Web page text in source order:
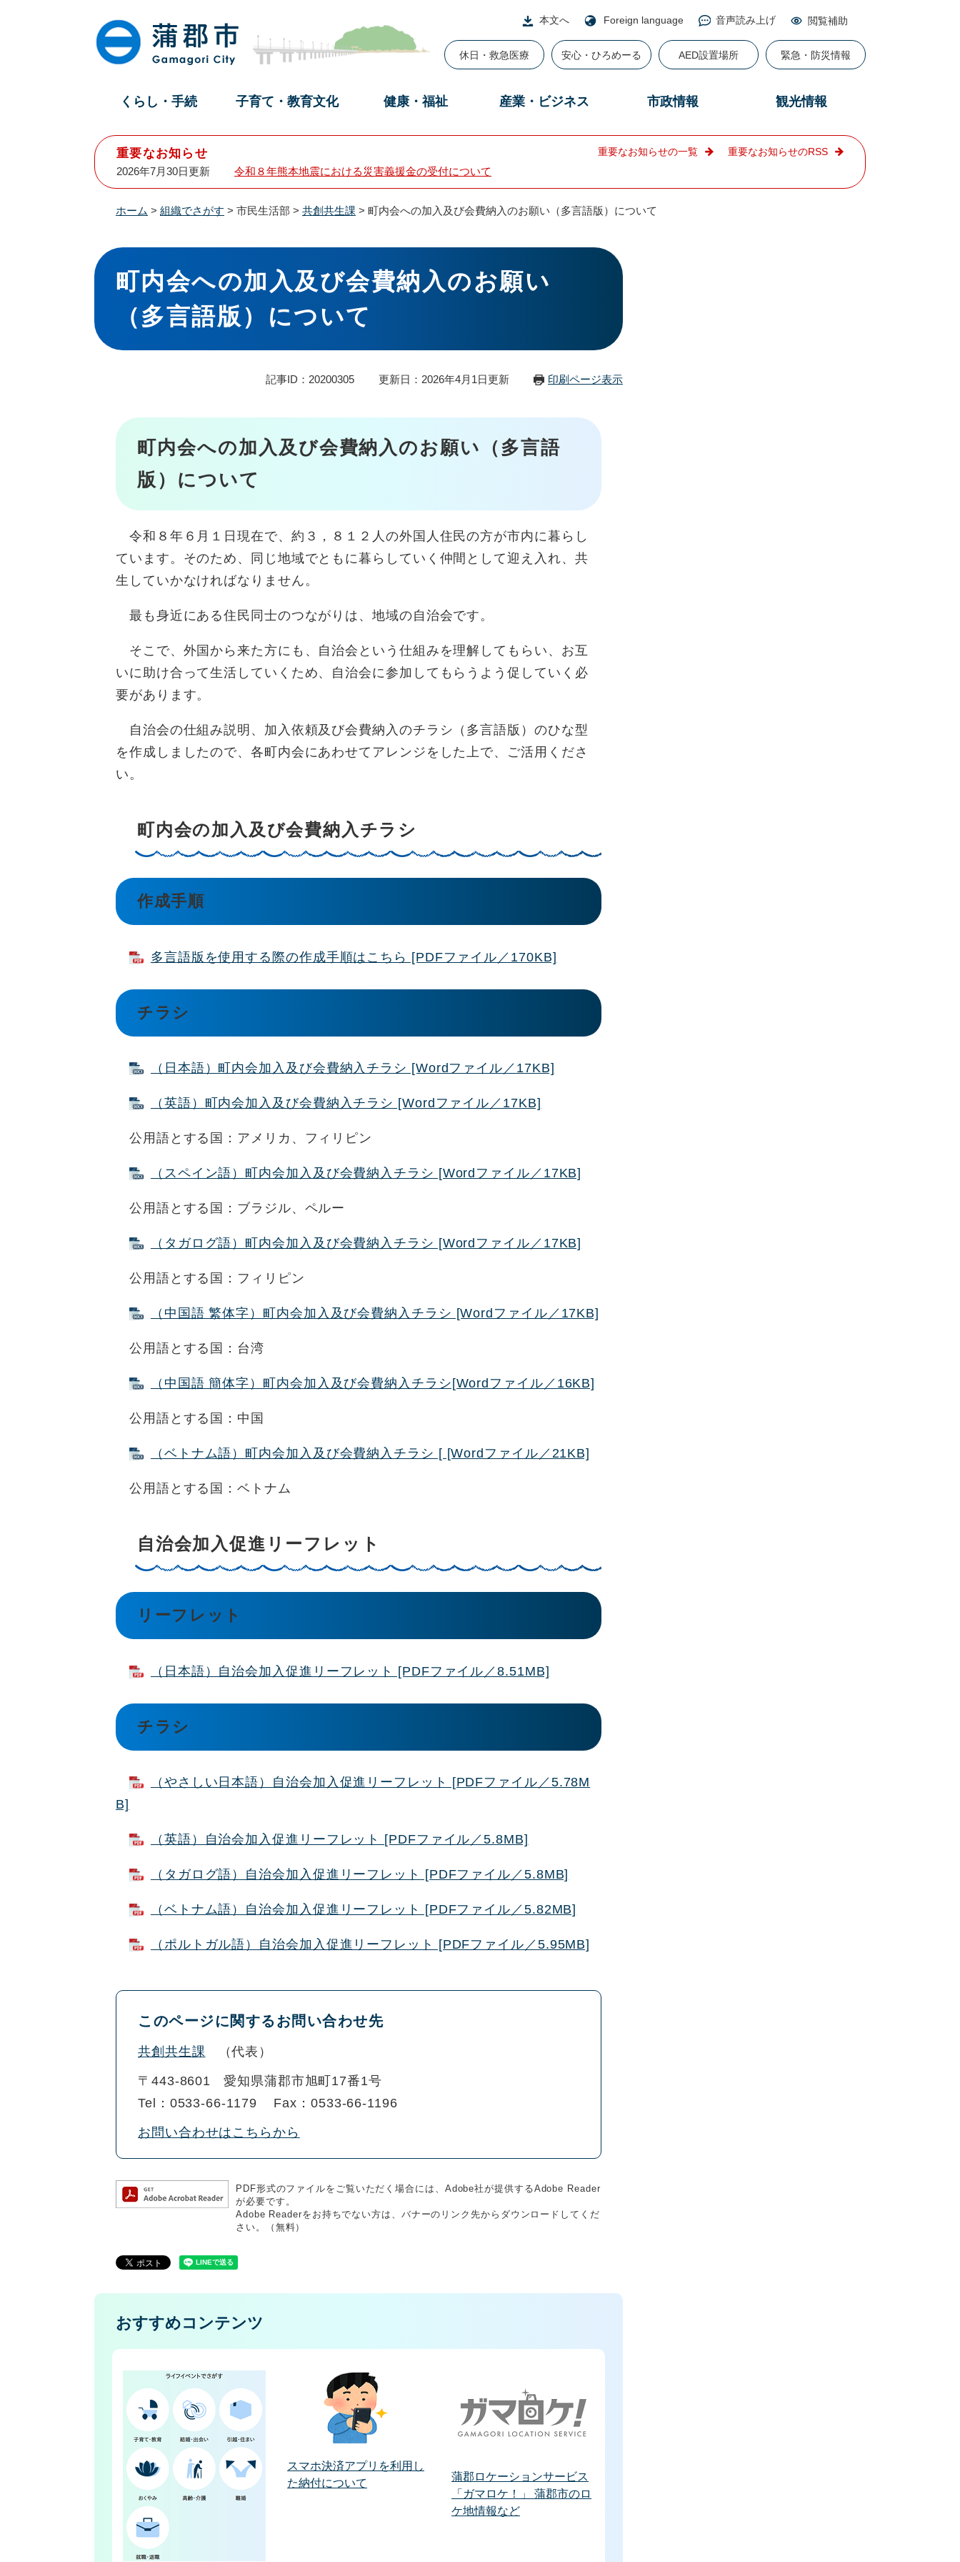
本文へ Foreign language 音声読み上げ 閲覧補助
休日・救急医療 安心・ひろめーる AED設置場所 緊急・防災情報
くらし・手続 子育て・教育文化 健康・福祉 産業・ビジネス 市政情報 観光情報
重要なお知らせ
2026年7月30日更新 令和８年熊本地震における災害義援金の受付について
重要なお知らせの一覧 重要なお知らせのRSS
ホーム > 組織でさがす > 市民生活部 > 共創共生課 > 町内会への加入及び会費納入のお願い（多言語版）について
本
文
町内会への加入及び会費納入のお願い
（多言語版）について
記事ID：20200305 更新日：2026年4月1日更新 印刷ページ表示
町内会への加入及び会費納入のお願い（多言語
版）について
令和８年６月１日現在で、約３，８１２人の外国人住民の方が市内に暮らし
ています。そのため、同じ地域でともに暮らしていく仲間として迎え入れ、共
生していかなければなりません。
最も身近にある住民同士のつながりは、地域の自治会です。
そこで、外国から来た方にも、自治会という仕組みを理解してもらい、お互
いに助け合って生活していくため、自治会に参加してもらうよう促していく必
要があります。
自治会の仕組み説明、加入依頼及び会費納入のチラシ（多言語版）のひな型
を作成しましたので、各町内会にあわせてアレンジをした上で、ご活用くださ
い。
町内会の加入及び会費納入チラシ
作成手順
多言語版を使用する際の作成手順はこちら [PDFファイル／170KB]
チラシ
（日本語）町内会加入及び会費納入チラシ [Wordファイル／17KB]
（英語）町内会加入及び会費納入チラシ [Wordファイル／17KB]
公用語とする国：アメリカ、フィリピン
（スペイン語）町内会加入及び会費納入チラシ [Wordファイル／17KB]
公用語とする国：ブラジル、ペルー
（タガログ語）町内会加入及び会費納入チラシ [Wordファイル／17KB]
公用語とする国：フィリピン
（中国語 繁体字）町内会加入及び会費納入チラシ [Wordファイル／17KB]
公用語とする国：台湾
（中国語 簡体字）町内会加入及び会費納入チラシ[Wordファイル／16KB]
公用語とする国：中国
（ベトナム語）町内会加入及び会費納入チラシ [ [Wordファイル／21KB]
公用語とする国：ベトナム
自治会加入促進リーフレット
リーフレット
（日本語）自治会加入促進リーフレット [PDFファイル／8.51MB]
チラシ
（やさしい日本語）自治会加入促進リーフレット [PDFファイル／5.78M
B]
（英語）自治会加入促進リーフレット [PDFファイル／5.8MB]
（タガログ語）自治会加入促進リーフレット [PDFファイル／5.8MB]
（ベトナム語）自治会加入促進リーフレット [PDFファイル／5.82MB]
（ポルトガル語）自治会加入促進リーフレット [PDFファイル／5.95MB]
このページに関するお問い合わせ先
共創共生課 代表
〒443-8601
愛知県蒲郡市旭町17番1号
Tel：0533-66-1179
Fax：0533-66-1196
お問い合わせはこちらから
PDF形式のファイルをご覧いただく場合には、Adobe社が提供するAdobe Reader
が必要です。
Adobe Readerをお持ちでない方は、バナーのリンク先からダウンロードしてくだ
さい。（無料）
おすすめコンテンツ
スマホ決済アプリを利用し
た納付について
蒲郡ロケーションサービス
「ガマロケ！」 蒲郡市のロ
ケ地情報など